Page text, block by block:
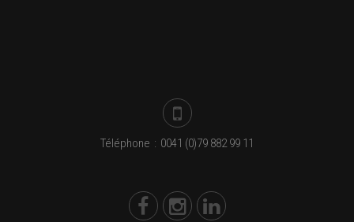
Téléphone : 0041 (0)79 882 99 11